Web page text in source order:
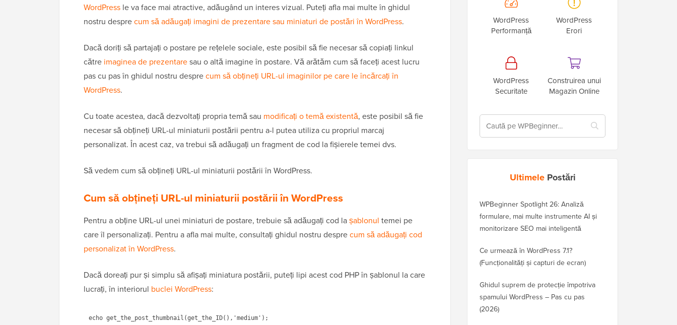
WordPress le va face mai atractive, adăugând un interes vizual. Puteți afla mai multe în ghidul
nostru desprecum să adăugați imagini de prezentare sau miniaturi de postări în WordPress.
Dacă doriți să partajați o postare pe rețelele sociale, este posibil să fie necesar să copiați linkul
către imaginea de prezentaresau o altă imagine în postare. Vă arătăm cum să faceți acest lucru
pas cu pas în ghidul nostru desprecum să obțineți URL-ul imaginilor pe care le încărcați în
WordPress.
Cu toate acestea, dacă dezvoltați propria temă sau modificați o temă existentă, este posibil să fie
necesar să obțineți URL-ul miniaturii postării pentru a-l putea utiliza cu propriul marcaj
personalizat. În acest caz, va trebui să adăugați un fragment de cod la fișierele temei dvs.
Să vedem cum să obțineți URL-ul miniaturii postării în WordPress.
Cum să obțineți URL-ul miniaturii postării în WordPress
Pentru a obține URL-ul unei miniaturi de postare, trebuie să adăugați cod lașablonul temei pe
care îl personalizați. Pentru a afla mai multe, consultați ghidul nostru desprecum să adăugați cod
personalizat în WordPress.
Dacă doreați pur și simplu să afișați miniatura postării, puteți lipi acest cod PHP în șablonul la care
lucrați, în interiorul buclei WordPress:
WordPress
Performanță
WordPress
Erori
WordPress
Securitate
Construirea unui
Magazin Online
UltimelePostări
WPBeginner Spotlight 26: Analiză
formulare, mai multe instrumente AI și
monitorizare SEO mai inteligentă
Ce urmează în WordPress 7.1?
(Funcționalități și capturi de ecran)
Ghidul suprem de protecție împotriva
spamului WordPress – Pas cu pas
(2026)